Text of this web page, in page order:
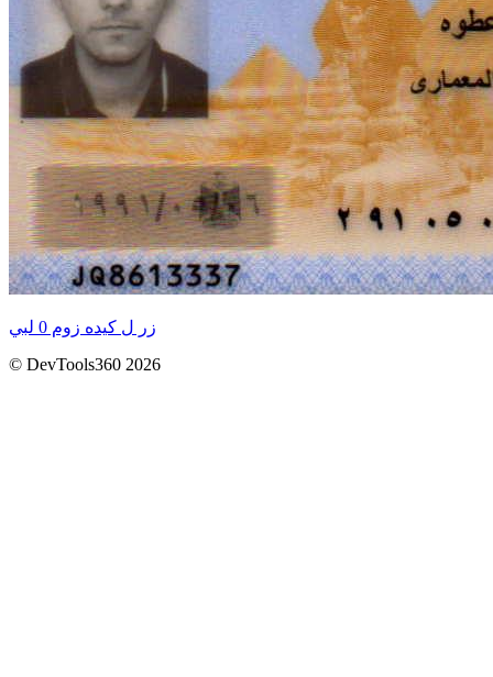
زر ل كيده زوم 0 لبي
© DevTools360 2026